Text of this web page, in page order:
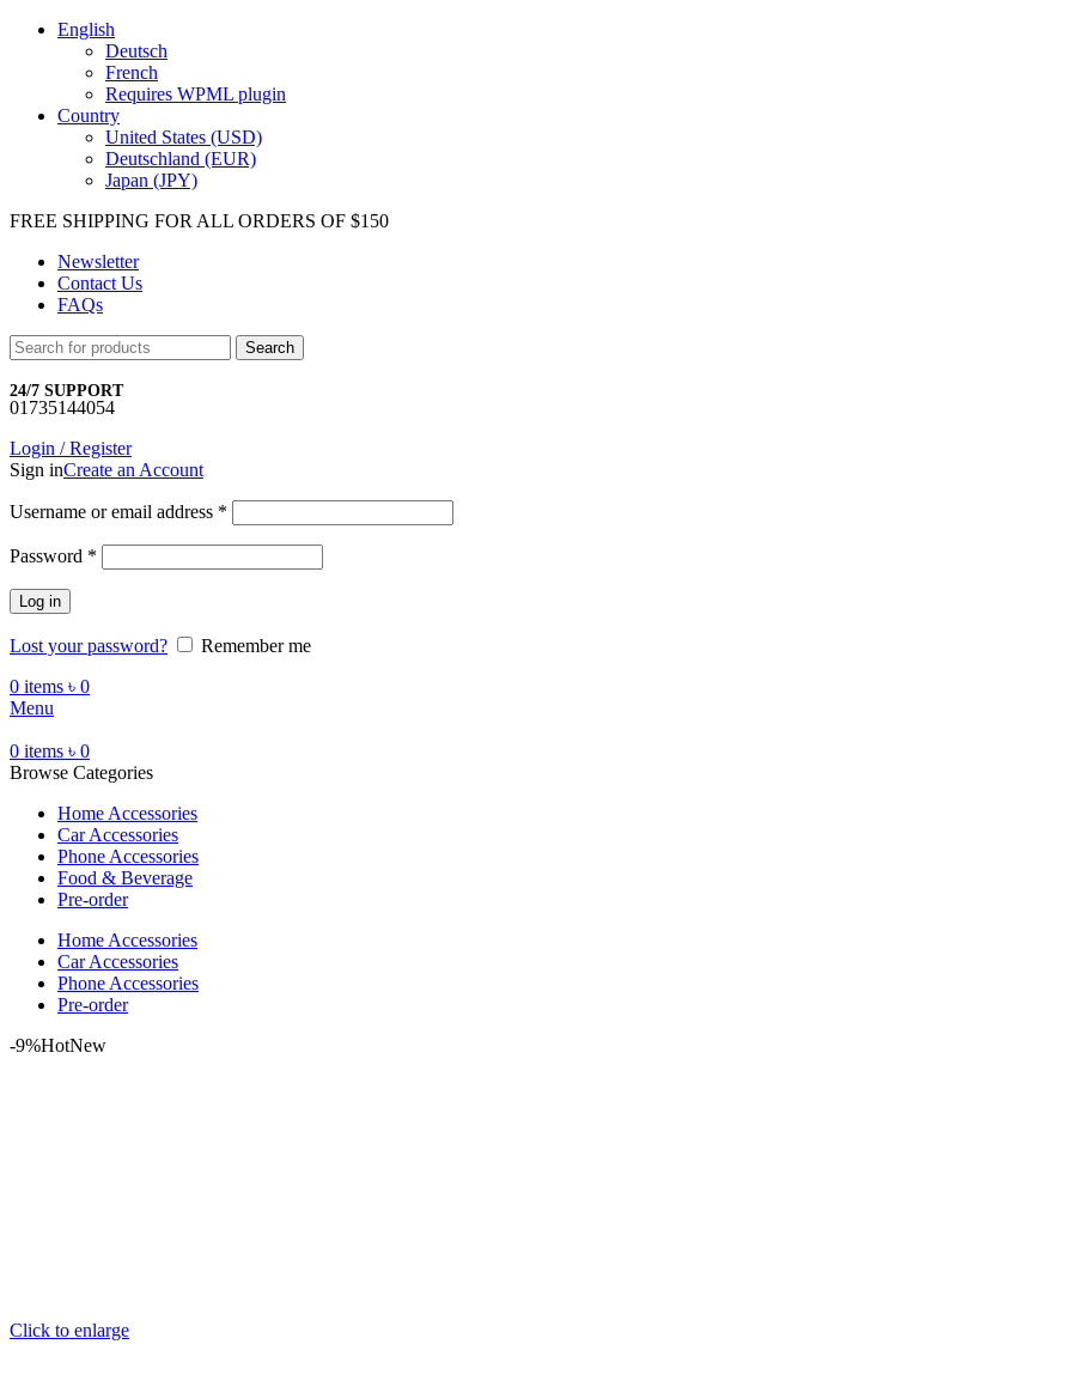
English
Deutsch
French
Requires WPML plugin
Country
United States (USD)
Deutschland (EUR)
Japan (JPY)
FREE SHIPPING FOR ALL ORDERS OF $150
Newsletter
Contact Us
FAQs
Search
24/7 SUPPORT
01735144054
Login / Register
Sign inCreate an Account
Username or email address *
Password *
Log in
Lost your password?
Remember me
0 items ৳ 0
Menu
0 items ৳ 0
Browse Categories
Home Accessories
Car Accessories
Phone Accessories
Food & Beverage
Pre-order
Home Accessories
Car Accessories
Phone Accessories
Pre-order
-9%HotNew
Click to enlarge